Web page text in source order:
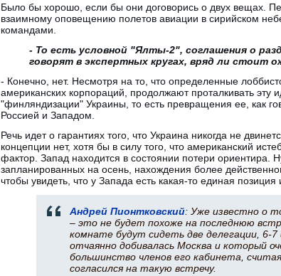
Было бы хорошо, если бы они договорись о двух вещах.
взаимному оповещению полетов авиации в сирийском
командами.
- То есть условной "Ялты-2", соглашения о
говорят в экспертных кругах, вряд ли стоит
- Конечно, нет. Несмотря на то, что определенные
американских корпораций, продолжают проталкивать
"финляндизации" Украины, то есть превращения ее, как
Россией и Западом.
Речь идет о гарантиях того, что Украина никогда не
концепции нет, хотя бы в силу того, что американский
фактор. Запад находится в состоянии потери ориентира.
запланированных на осень, нахождения более
чтобы увидеть, что у Запада есть какая-то единая
Андрей Пионтковский: Уже известно о
– это не будет похоже на последнюю
комнате будут сидеть две делегации,
отчаянно добивалась Москва и который
большинство членов его кабинета,
согласился на такую встречу.